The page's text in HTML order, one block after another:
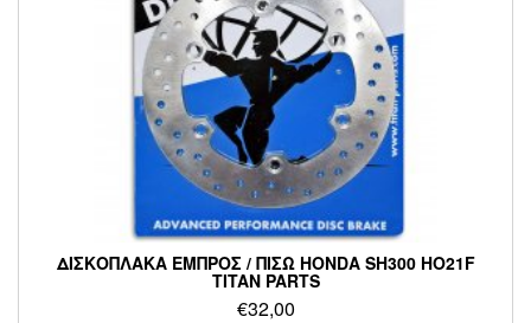
ΔΙΣΚΟΠΛΑΚΑ ΕΜΠΡΟΣ / ΠΙΣΩ HONDA SH300 HO21F
TITAN PARTS
€32,00